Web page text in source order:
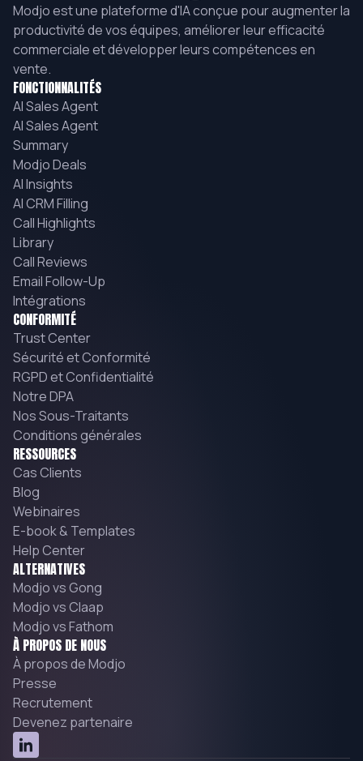
Modjo est une plateforme d'IA conçue pour augmenter la
productivité de vos équipes, améliorer leur efficacité
commerciale et développer leurs compétences en
vente.
FONCTIONNALITÉS
AI Sales Agent
AI Sales Agent
Summary
Modjo Deals
AI Insights
AI CRM Filling
Call Highlights
Library
Call Reviews
Email Follow-Up
Intégrations
CONFORMITÉ
Trust Center
Sécurité et Conformité
RGPD et Confidentialité
Notre DPA
Nos Sous-Traitants
Conditions générales
RESSOURCES
Cas Clients
Blog
Webinaires
E-book & Templates
Help Center
ALTERNATIVES
Modjo vs Gong
Modjo vs Claap
Modjo vs Fathom
À PROPOS DE NOUS
À propos de Modjo
Presse
Recrutement
Devenez partenaire